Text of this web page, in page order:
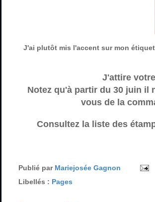
J'ai plutôt mis l'accent sur mon
J'attire
Notez qu'à partir du 30 juin il
vous de la
Consultez la liste des
Publié par Mariejosée Gagnon
Libellés : Pages